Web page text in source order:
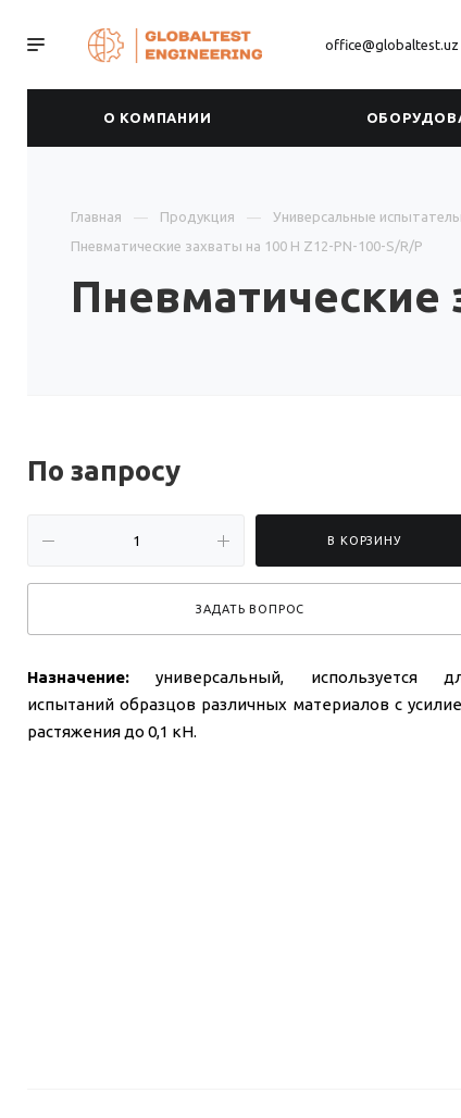
office@globaltest.uz
О КОМПАНИИ
Главная Продукция Универсальные
Пневматические захваты на 100 Н Z12-PN-100-S/R/P
Пневматические
По запросу
В КОРЗИНУ
ЗАДАТЬ ВОПРОС
Назначение: универсальный, используется
испытаний образцов различных материалов с
растяжения до 0,1 кН.